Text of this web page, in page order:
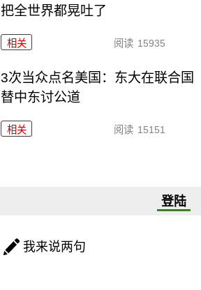
把全世界都晃吐了
相关 阅读 15935
3次当众点名美国：东大在联合国
替中东讨公道
相关 阅读 15151
登陆
我来说两句